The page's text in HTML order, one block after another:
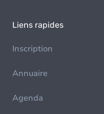
Liens rapides
Inscription
Annuaire
Agenda